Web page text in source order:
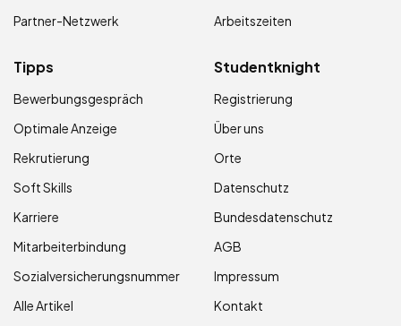
Partner-Netzwerk
Arbeitszeiten
Tipps
Bewerbungsgespräch
Optimale Anzeige
Rekrutierung
Soft Skills
Karriere
Mitarbeiterbindung
Sozialversicherungsnummer
Alle Artikel
Studentknight
Registrierung
Über uns
Orte
Datenschutz
Bundesdatenschutz
AGB
Impressum
Kontakt